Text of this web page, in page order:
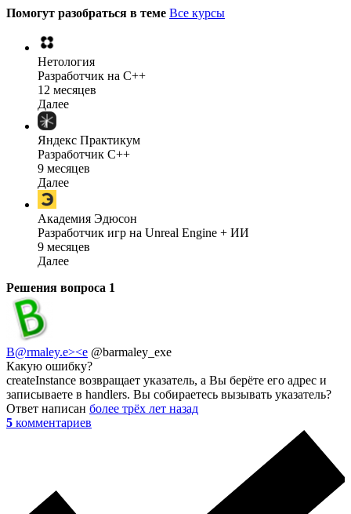
Помогут разобраться в теме Все курсы
Нетология
Разработчик на C++
12 месяцев
Далее
Яндекс Практикум
Разработчик C++
9 месяцев
Далее
Академия Эдюсон
Разработчик игр на Unreal Engine + ИИ
9 месяцев
Далее
Решения вопроса 1
B@rmaley.e><e @barmaley_exe
Какую ошибку?
createInstance возвращает указатель, а Вы берёте его адрес и
записываете в handlers. Вы собираетесь вызывать указатель?
Ответ написан более трёх лет назад
5 комментариев